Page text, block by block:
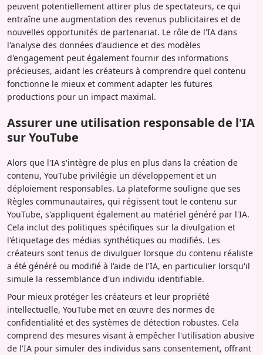
peuvent potentiellement attirer plus de spectateurs, ce qui
entraîne une augmentation des revenus publicitaires et de
nouvelles opportunités de partenariat. Le rôle de l'IA dans
l'analyse des données d'audience et des modèles
d'engagement peut également fournir des informations
précieuses, aidant les créateurs à comprendre quel contenu
fonctionne le mieux et comment adapter les futures
productions pour un impact maximal.
Assurer une utilisation responsable de l'IA
sur YouTube
Alors que l'IA s'intègre de plus en plus dans la création de
contenu, YouTube privilégie un développement et un
déploiement responsables. La plateforme souligne que ses
Règles communautaires, qui régissent tout le contenu sur
YouTube, s'appliquent également au matériel généré par l'IA.
Cela inclut des politiques spécifiques sur la divulgation et
l'étiquetage des médias synthétiques ou modifiés. Les
créateurs sont tenus de divulguer lorsque du contenu réaliste
a été généré ou modifié à l'aide de l'IA, en particulier lorsqu'il
simule la ressemblance d'un individu identifiable.
Pour mieux protéger les créateurs et leur propriété
intellectuelle, YouTube met en œuvre des normes de
confidentialité et des systèmes de détection robustes. Cela
comprend des mesures visant à empêcher l'utilisation abusive
de l'IA pour simuler des individus sans consentement, offrant